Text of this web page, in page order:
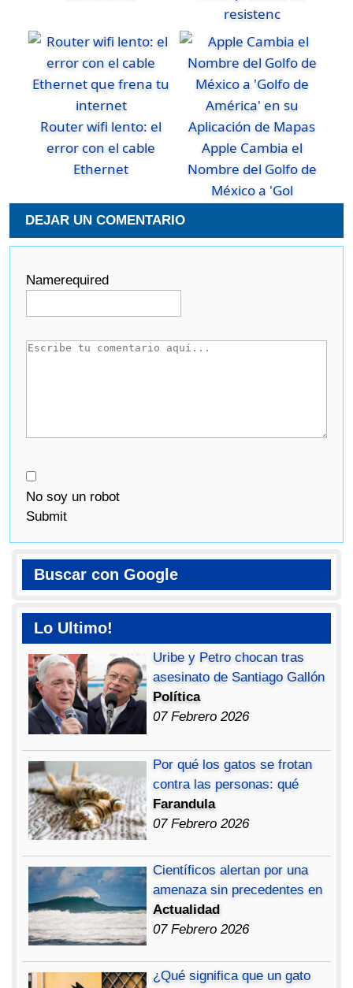
resistenc
Router wifi lento: el
error con el cable
Ethernet
Apple Cambia el
Nombre del Golfo de
México a 'Gol
DEJAR UN COMENTARIO
Namerequired
No soy un robot
Submit
Buscar con Google
Lo Ultimo!
Uribe y Petro chocan tras
asesinato de Santiago Gallón
Política
07 Febrero 2026
Por qué los gatos se frotan
contra las personas: qué
Farandula
07 Febrero 2026
Científicos alertan por una
amenaza sin precedentes en
Actualidad
07 Febrero 2026
¿Qué significa que un gato